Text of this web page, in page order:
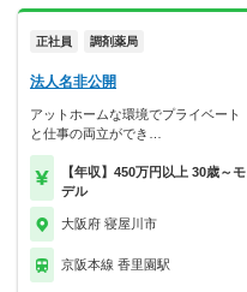
正社員 調剤薬局
法人名非公開
アットホームな環境でプライベート
と仕事の両立ができ…
【年収】450万円以上 30歳～モ
デル
大阪府 寝屋川市
京阪本線 香里園駅